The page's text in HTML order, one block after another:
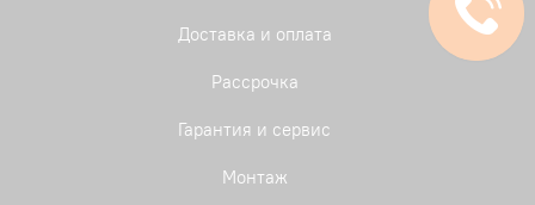
Доставка и оплата
Рассрочка
Гарантия и сервис
Монтаж